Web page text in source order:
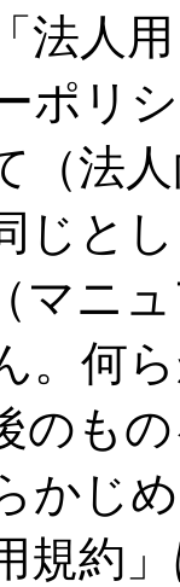
法人
ポリ
（法
じと
マニ
。何
のも
かじ
規約